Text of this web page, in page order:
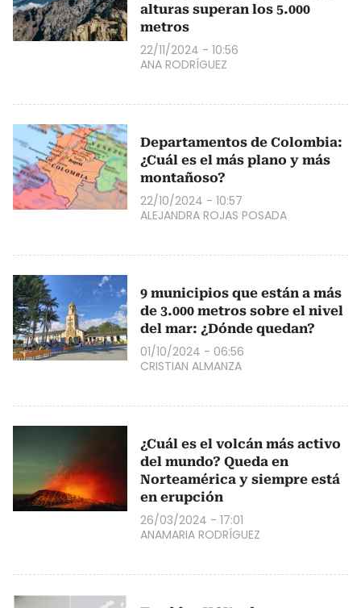
alturas superan los 5.000
metros
22/11/2024 - 10:56
ANA RODRÍGUEZ
Departamentos de Colombia:
¿Cuál es el más plano y más
montañoso?
22/10/2024 - 10:57
ALEJANDRA ROJAS POSADA
9 municipios que están a más
de 3.000 metros sobre el nivel
del mar: ¿Dónde quedan?
01/10/2024 - 06:56
CRISTIAN ALMANZA
¿Cuál es el volcán más activo
del mundo? Queda en
Norteamérica y siempre está
en erupción
26/03/2024 - 17:01
ANAMARIA RODRÍGUEZ